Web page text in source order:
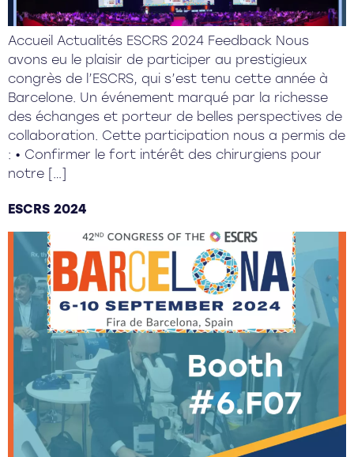
Accueil Actualités ESCRS 2024 Feedback Nous
avons eu le plaisir de participer au prestigieux
congrès de l’ESCRS, qui s’est tenu cette année à
Barcelone. Un événement marqué par la richesse
des échanges et porteur de belles perspectives de
collaboration. Cette participation nous a permis de
: • Confirmer le fort intérêt des chirurgiens pour
notre […]
ESCRS 2024